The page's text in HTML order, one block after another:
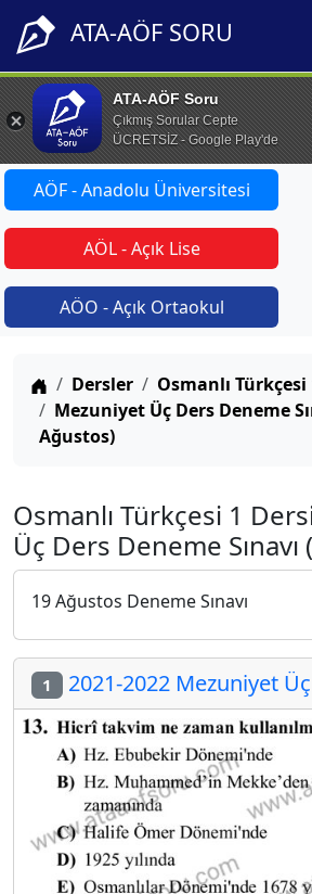
ATA-AÖF SORU
ATA-AÖF Soru
Çıkmış Sorular Cepte
ÜCRETSİZ - Google Play'de
AÖF - Anadolu Üniversitesi
AÖL - Açık Lise
AÖO - Açık Ortaokul
Anasayfa
Dersler
Osmanlı Türkçesi
Mezuniyet Üç Ders Deneme
Ağustos)
Osmanlı Türkçesi 1
Üç Ders Deneme
19 Ağustos Deneme Sınavı
1 2021-2022 Mezuniyet Üç